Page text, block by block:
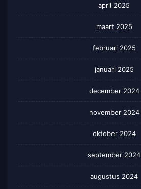
april 2025
maart 2025
februari 2025
januari 2025
december 2024
november 2024
oktober 2024
september 2024
augustus 2024